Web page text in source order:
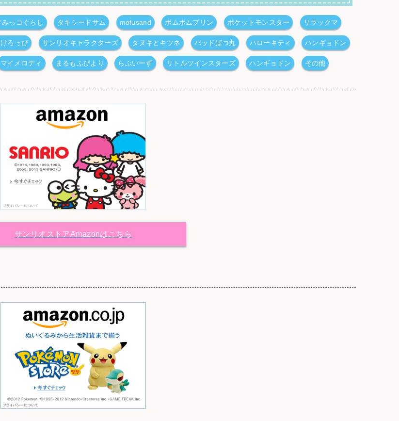
みっコぐらし タキシードサム mofusand ポムポムプリン ポケットモンスター リラックマ
ろっぴ サンリオキャラクターズ タヌキとキツネ バッドばつ丸 ハローキティ ハンギョドン
マイメロディ まるもふびより らぶいーず リトルツインスターズ ハンギョドン その他
サンリオストアAmazonはこちら